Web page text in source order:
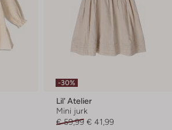
-30%
Lil' Atelier
Mini jurk
€ 59,99 € 41,99